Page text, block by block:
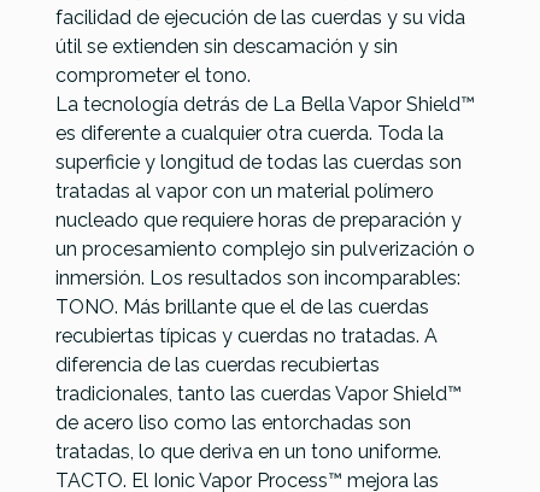
facilidad de ejecución de las cuerdas y su vida
útil se extienden sin descamación y sin
comprometer el tono.
La tecnología detrás de La Bella Vapor Shield™
es diferente a cualquier otra cuerda. Toda la
superficie y longitud de todas las cuerdas son
tratadas al vapor con un material polímero
nucleado que requiere horas de preparación y
un procesamiento complejo sin pulverización o
inmersión. Los resultados son incomparables:
TONO. Más brillante que el de las cuerdas
recubiertas típicas y cuerdas no tratadas. A
diferencia de las cuerdas recubiertas
tradicionales, tanto las cuerdas Vapor Shield™
de acero liso como las entorchadas son
tratadas, lo que deriva en un tono uniforme.
TACTO. El Ionic Vapor Process™ mejora las